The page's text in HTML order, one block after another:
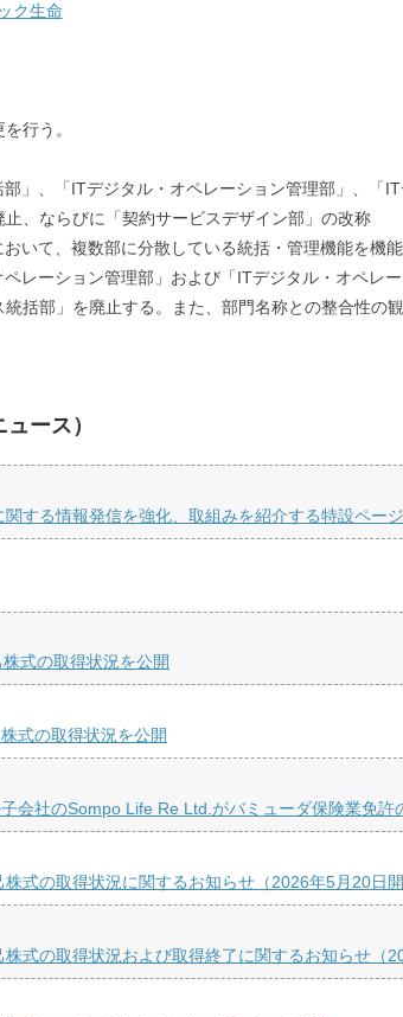
ク生命
行う。
部」、「ITデジタル・オペレーション管理部」、
、ならびに「契約サービスデザイン部」の改称
いて、複数部に分散している統括・管理機能を
レーション管理部」および「ITデジタル・オペレ
括部」を廃止する。また、部門名称との整合性の
ース）
する情報発信を強化、取組みを紹介する特設ペー
式の取得状況を公開
式の取得状況を公開
会社のSompo Life Re Ltd.がバミューダ保険業免
式の取得状況に関するお知らせ（2026年5月20日
式の取得状況および取得終了に関するお知らせ（